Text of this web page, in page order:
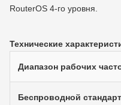
RouterOS 4-го уровня.
Технические
Диапазон рабочих
Беспроводной стандарт